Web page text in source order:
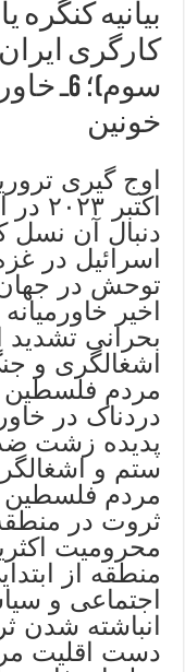
بیانیه
کارگری
سوم)؛
خونین
اوج گیری
دنبال آن
اسرائیل در
توحش در
اخیر
بحرانی تشدید
اشغالگری و
مردم
دردناک در
پدیده زشت
ستم و
مردم فلسطین
ثروت در
محرومیت
منطقه از
اجتماعی و
انباشته شدن
دست اقلیت